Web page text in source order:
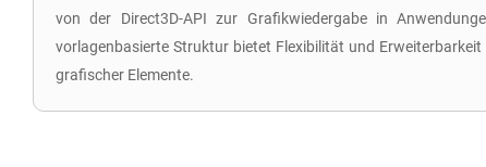
von der Direct3D-API zur Grafikwiedergabe in
vorlagenbasierte Struktur bietet Flexibilität und
grafischer Elemente.